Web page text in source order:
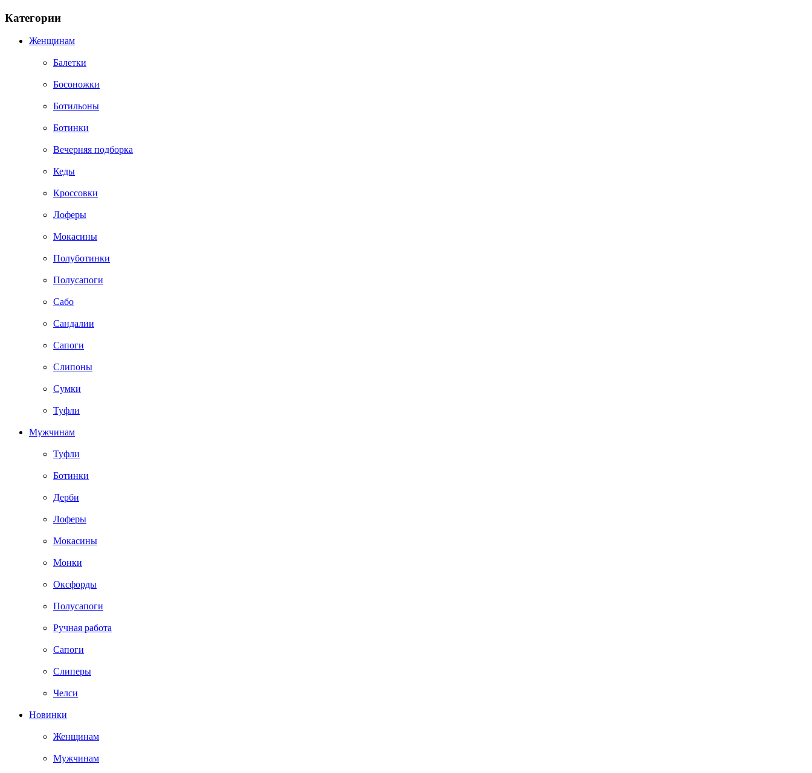
Категории
Женщинам
Балетки
Босоножки
Ботильоны
Ботинки
Вечерняя подборка
Кеды
Кроссовки
Лоферы
Мокасины
Полуботинки
Полусапоги
Сабо
Сандалии
Сапоги
Слипоны
Сумки
Туфли
Мужчинам
Туфли
Ботинки
Дерби
Лоферы
Мокасины
Монки
Оксфорды
Полусапоги
Ручная работа
Сапоги
Слиперы
Челси
Новинки
Женщинам
Мужчинам